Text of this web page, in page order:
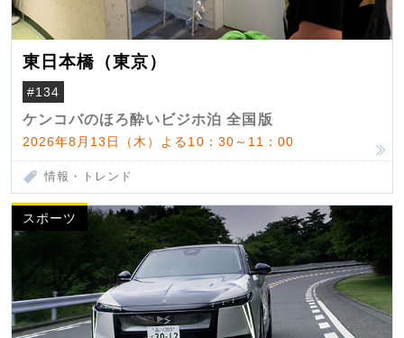
東日本橋（東京）
#134
ケンコバのほろ酔いビジホ泊 全国版
2026年8月13日（木）よる10：30～11：00
情報・トレンド
スポーツ